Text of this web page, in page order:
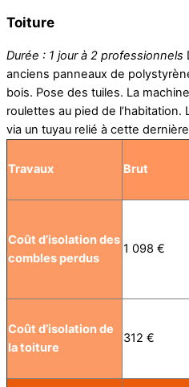
Toiture
Durée : 1 jour à 2 professionnels
anciens panneaux de
bois. Pose des tuiles. La
roulettes au pied de
via un tuyau relié à cette dernière
Travaux Brut
Coût d’isolation des
combles perdus
1 098 €
Coût d’isolation de
la toiture
312 €